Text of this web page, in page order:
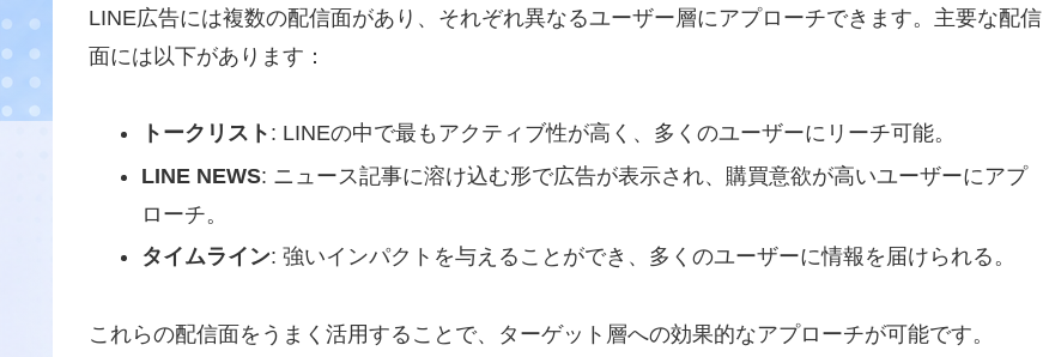
LINE広告には複数の配信面があり、それぞれ異なるユーザー層にアプローチできます。主要な配信
面には以下があります：
トークリスト : LINEの中で最もアクティブ性が高く、多くのユーザーにリーチ可能。
LINE NEWS: ニュース記事に溶け込む形で広告が表示され、購買意欲が高いユーザーにアプ
ローチ。
タイムライン: 強いインパクトを与えることができ、多くのユーザーに情報を届けられる。
これらの配信面をうまく活用することで、ターゲット層への効果的なアプローチが可能です。